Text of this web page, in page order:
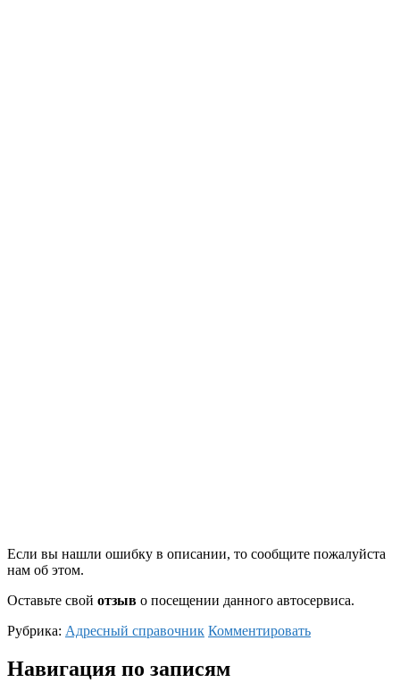
Если вы нашли ошибку в описании, то сообщите пожалуйста
нам об этом.
Оставьте свой отзыв о посещении данного автосервиса.
Рубрика: Адресный справочник Комментировать
Навигация по записям